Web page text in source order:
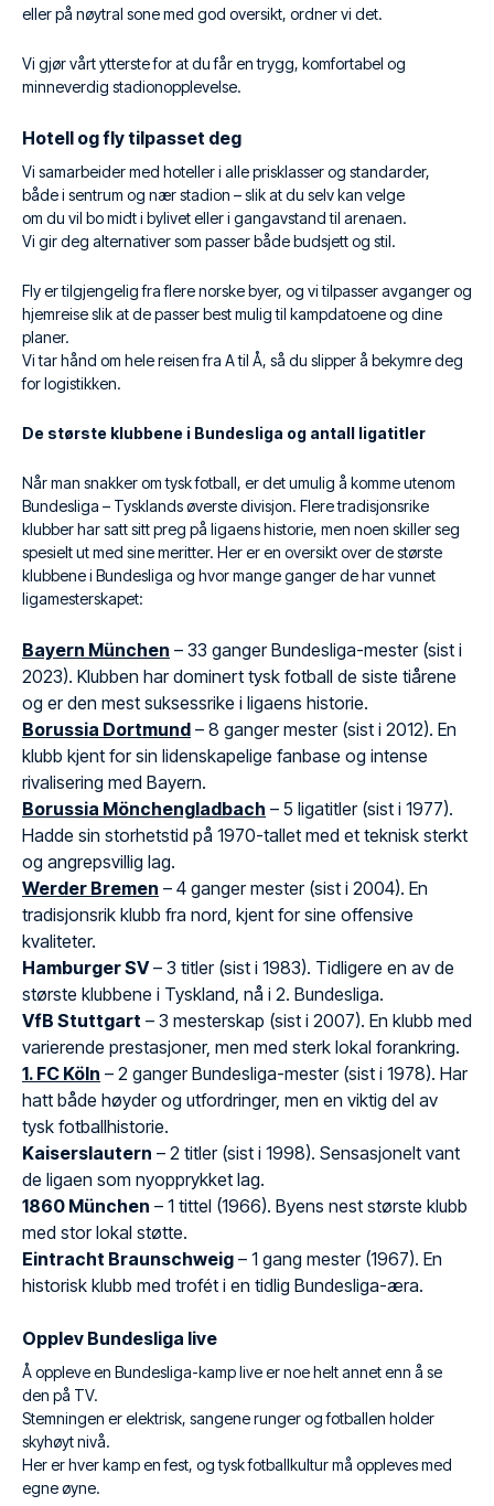
eller på nøytral sone med god oversikt, ordner vi det.
Vi gjør vårt ytterste for at du får en trygg, komfortabel og
minneverdig stadionopplevelse.
Hotell og fly tilpasset deg
Vi samarbeider med hoteller i alle prisklasser og standarder,
både i sentrum og nær stadion – slik at du selv kan velge
om du vil bo midt i bylivet eller i gangavstand til arenaen.
Vi gir deg alternativer som passer både budsjett og stil.
Fly er tilgjengelig fra flere norske byer, og vi tilpasser avganger og
hjemreise slik at de passer best mulig til kampdatoene og dine
planer.
Vi tar hånd om hele reisen fra A til Å, så du slipper å bekymre deg
for logistikken.
De største klubbene i Bundesliga og antall ligatitler
Når man snakker om tysk fotball, er det umulig å komme utenom
Bundesliga – Tysklands øverste divisjon. Flere tradisjonsrike
klubber har satt sitt preg på ligaens historie, men noen skiller seg
spesielt ut med sine meritter. Her er en oversikt over de største
klubbene i Bundesliga og hvor mange ganger de har vunnet
ligamesterskapet:
Bayern München – 33 ganger Bundesliga-mester (sist i
2023). Klubben har dominert tysk fotball de siste tiårene
og er den mest suksessrike i ligaens historie.
Borussia Dortmund – 8 ganger mester (sist i 2012). En
klubb kjent for sin lidenskapelige fanbase og intense
rivalisering med Bayern.
Borussia Mönchengladbach – 5 ligatitler (sist i 1977).
Hadde sin storhetstid på 1970-tallet med et teknisk sterkt
og angrepsvillig lag.
Werder Bremen – 4 ganger mester (sist i 2004). En
tradisjonsrik klubb fra nord, kjent for sine offensive
kvaliteter.
Hamburger SV– 3 titler (sist i 1983). Tidligere en av de
største klubbene i Tyskland, nå i 2. Bundesliga.
VfB Stuttgart – 3 mesterskap (sist i 2007). En klubb med
varierende prestasjoner, men med sterk lokal forankring.
1. FC Köln – 2 ganger Bundesliga-mester (sist i 1978). Har
hatt både høyder og utfordringer, men en viktig del av
tysk fotballhistorie.
Kaiserslautern – 2 titler (sist i 1998). Sensasjonelt vant
de ligaen som nyopprykket lag.
1860 München – 1 tittel (1966). Byens nest største klubb
med stor lokal støtte.
Eintracht Braunschweig – 1 gang mester (1967). En
historisk klubb med trofét i en tidlig Bundesliga-æra.
Opplev Bundesliga live
Å oppleve en Bundesliga-kamp live er noe helt annet enn å se
den på TV.
Stemningen er elektrisk, sangene runger og fotballen holder
skyhøyt nivå.
Her er hver kamp en fest, og tysk fotballkultur må oppleves med
egne øyne.